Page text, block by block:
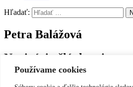
Používame cookies
Hľadať:
Petra Balážová
Navigácia článkami